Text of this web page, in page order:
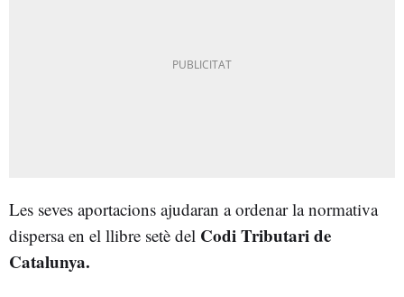
Les seves aportacions ajudaran a ordenar la normativa
dispersa en el llibre setè del Codi Tributari de
Catalunya.